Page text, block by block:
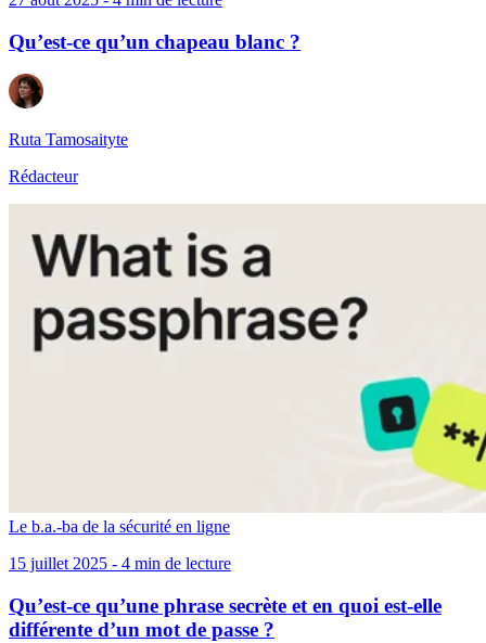
Qu’est-ce qu’un chapeau blanc ?
Ruta Tamosaityte
Rédacteur
Le b.a.-ba de la sécurité en ligne
15 juillet 2025 - 4 min de lecture
Qu’est-ce qu’une phrase secrète et en quoi est-elle
différente d’un mot de passe ?